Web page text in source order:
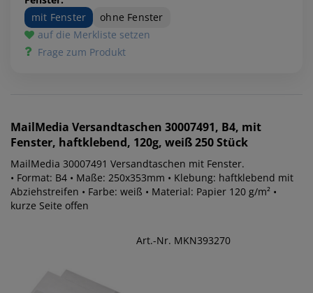
mit Fenster
ohne Fenster
auf die Merkliste setzen
Frage zum Produkt
MailMedia Versandtaschen 30007491, B4, mit
Fenster, haftklebend, 120g, weiß 250 Stück
MailMedia 30007491 Versandtaschen mit Fenster.
• Format: B4 • Maße: 250x353mm • Klebung: haftklebend mit
Abziehstreifen • Farbe: weiß • Material: Papier 120 g/m² •
kurze Seite offen
Art.-Nr. MKN393270